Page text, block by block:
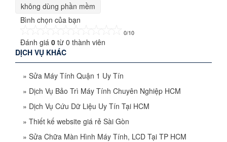
không dùng phần mềm
Bình chọn của bạn
0/10
Đánh giá 0 từ 0 thành viên
DỊCH VỤ KHÁC
» Sửa Máy Tính Quận 1 Uy Tín
» Dịch Vụ Bảo Trì Máy Tính Chuyên Nghiệp HCM
» Dịch Vụ Cứu Dữ Liệu Uy Tín Tại HCM
» Thiết kế website giá rẻ Sài Gòn
» Sửa Chữa Màn Hình Máy Tính, LCD Tại TP HCM